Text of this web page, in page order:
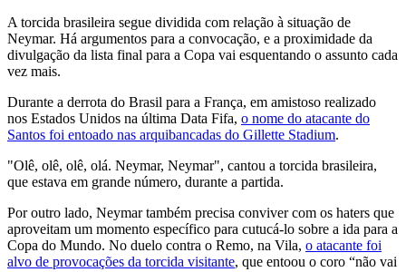
A torcida brasileira segue dividida com relação à situação de
Neymar. Há argumentos para a convocação, e a proximidade da
divulgação da lista final para a Copa vai esquentando o assunto cada
vez mais.
Durante a derrota do Brasil para a França, em amistoso realizado
nos Estados Unidos na última Data Fifa, o nome do atacante do
Santos foi entoado nas arquibancadas do Gillette Stadium.
"Olê, olê, olê, olá. Neymar, Neymar", cantou a torcida brasileira,
que estava em grande número, durante a partida.
Por outro lado, Neymar também precisa conviver com os haters que
aproveitam um momento específico para cutucá-lo sobre a ida para a
Copa do Mundo. No duelo contra o Remo, na Vila, o atacante foi
alvo de provocações da torcida visitante, que entoou o coro “não vai